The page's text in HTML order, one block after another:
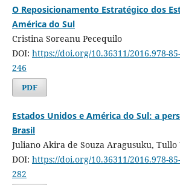
O Reposicionamento Estratégico dos
América do Sul
Cristina Soreanu Pecequilo
DOI: https://doi.org/10.36311/2016.978-
246
PDF
Estados Unidos e América do Sul: a
Brasil
Juliano Akira de Souza Aragusuku, Tullo
DOI: https://doi.org/10.36311/2016.978-
282